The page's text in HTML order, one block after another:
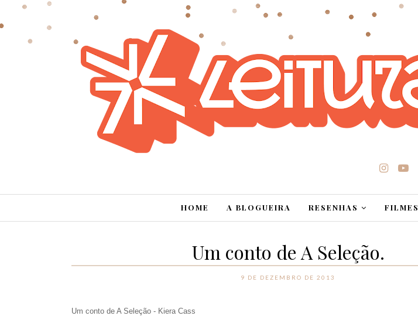
HOME A BLOGUEIRA RESENHAS FILMES
Um conto de A Seleção.
9 DE DEZEMBRO DE 2013
Um conto de A Seleção - Kiera Cass